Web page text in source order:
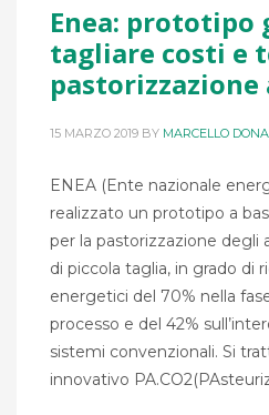
Enea: prototipo
tagliare costi e
15 MARZO 2019 BY MARCELLO
ENEA (Ente nazionale
realizzato un prototipo a
per la pastorizzazione degli
di piccola taglia, in grado di
energetici del 70% nella
processo e del 42%
sistemi convenzionali. Si
innovativo